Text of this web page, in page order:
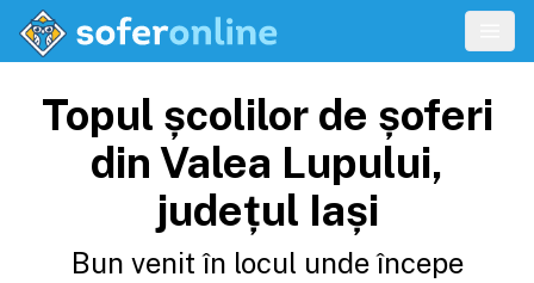
Topul școlilor de șoferi
din Valea Lupului,
județul Iași
Bun venit în locul unde începe